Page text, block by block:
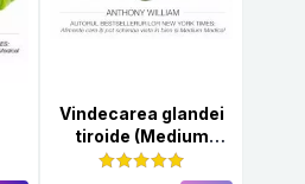
Vindecarea glandei
tiroide (Medium
Medical)